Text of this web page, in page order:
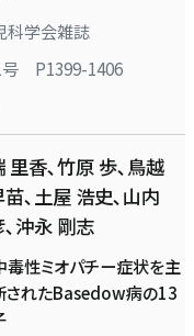
科学会雑誌
号 P1399-1406
里香､竹原 歩､鳥越
､土屋 浩史､山内
沖永 剛志
毒性ミオパチー症状を主
されたBasedow病の13